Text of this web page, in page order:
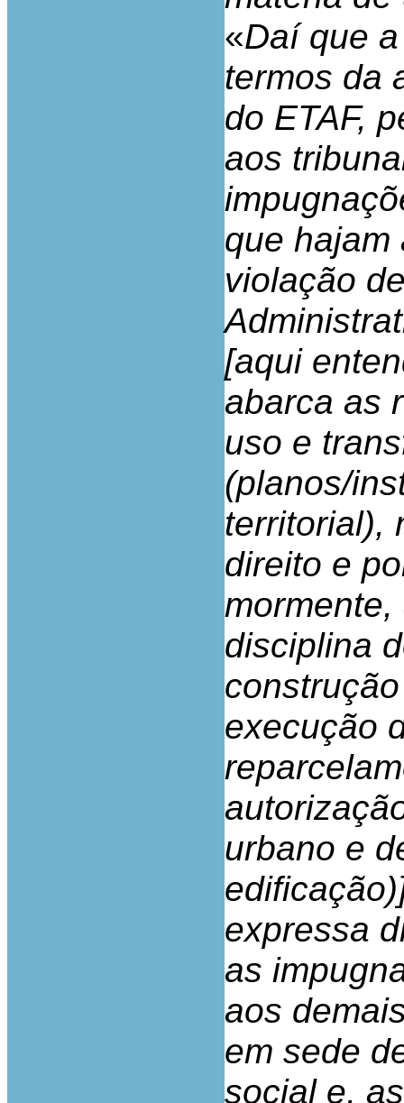
«Daí que
termos da
do ETAF,
aos
que hajam
violação
[aqui
abarca as
uso e
(planos/
territorial),
direito e
disciplina
execução
urbano e
expressa
as
aos
em sede
social e,